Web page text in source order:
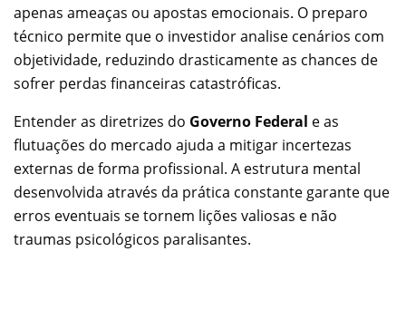
apenas ameaças ou apostas emocionais. O preparo
técnico permite que o investidor analise cenários com
objetividade, reduzindo drasticamente as chances de
sofrer perdas financeiras catastróficas.
Entender as diretrizes do Governo Federal e as
flutuações do mercado ajuda a mitigar incertezas
externas de forma profissional. A estrutura mental
desenvolvida através da prática constante garante que
erros eventuais se tornem lições valiosas e não
traumas psicológicos paralisantes.